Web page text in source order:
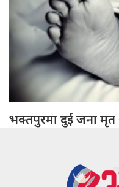
भक्तपुरमा दुई जना